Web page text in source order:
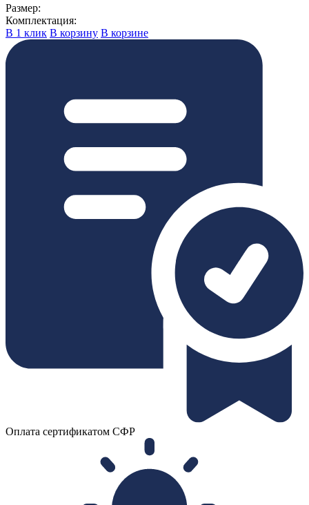
Размер:
Комплектация:
В 1 клик В корзину В корзине
Оплата сертификатом СФР